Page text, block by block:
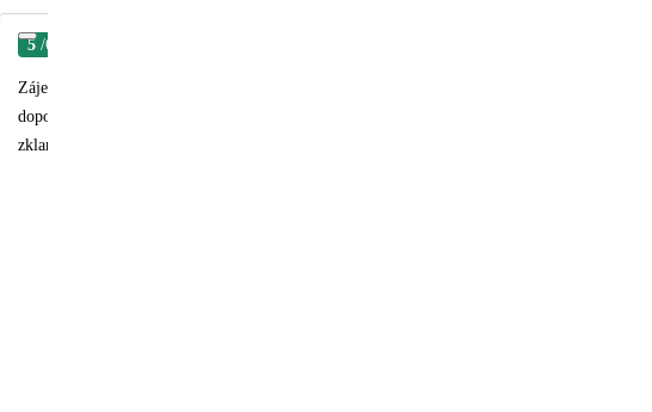
5 /6
Zájezd byl super v blízkosti letiště, moře krásné čisté. Jediné mínus bylo jídlo oproti loňsku
dopolední snack. Odpolední snack se skládal pouze z waflí a pizzy. Byla situace že
zklamáním.